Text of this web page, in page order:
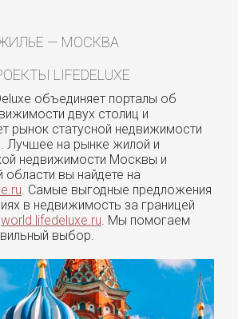
— МОСКВА
LIFEDELUXE
объединяет порталы об
двух столиц и
рынок статусной недвижимости
Лучшее на рынке жилой и
недвижимости Москвы и
вы найдете на
. Самые выгодные предложения
в недвижимость за границей
world.lifedeluxe.ru. Мы помогаем
выбор.